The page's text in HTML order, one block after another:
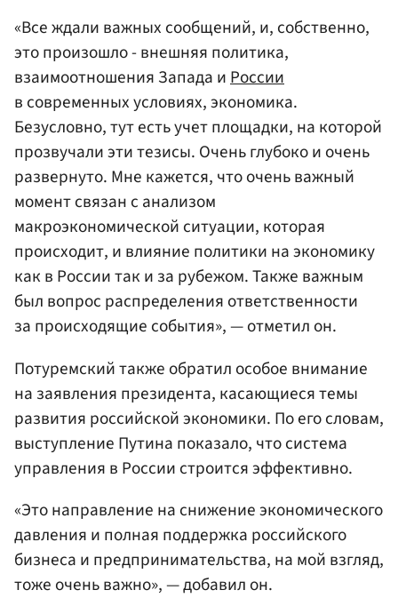
«Все ждали важных сообщений, и, собственно,
это произошло - внешняя политика,
взаимоотношения Запада иРоссии
в современных условиях, экономика.
Безусловно, тут есть учет площадки, на которой
прозвучали эти тезисы. Очень глубоко и очень
развернуто. Мне кажется, что очень важный
момент связан с анализом
макроэкономической ситуации, которая
происходит, и влияние политики на экономику
как в России так и за рубежом. Также важным
был вопрос распределения ответственности
за происходящие события», — отметил он.
Потуремский также обратил особое внимание
на заявления президента, касающиеся темы
развития российской экономики. По его словам,
выступление Путина показало, что система
управления в России строится эффективно.
«Это направление на снижение экономического
давления и полная поддержка российского
бизнеса и предпринимательства, на мой взгляд,
тоже очень важно», — добавил он.